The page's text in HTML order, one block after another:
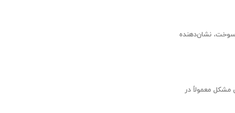
سوخت، نشان‌دهنده
مشکل معمولاً در